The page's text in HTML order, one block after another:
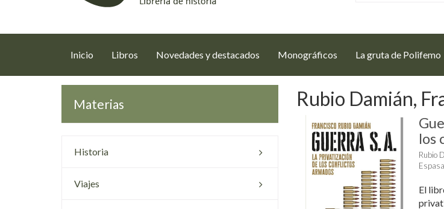
Inicio (current)
Libros Novedades y destacados Monográficos La gruta de Polifemo
Materias
Historia
Viajes
Rubio Damián,
los
Rubio
El